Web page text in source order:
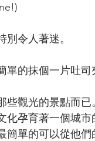
令人著迷。
單的抹個一片吐
些觀光的景點而已
化孕育著一個城
簡單的可以從他